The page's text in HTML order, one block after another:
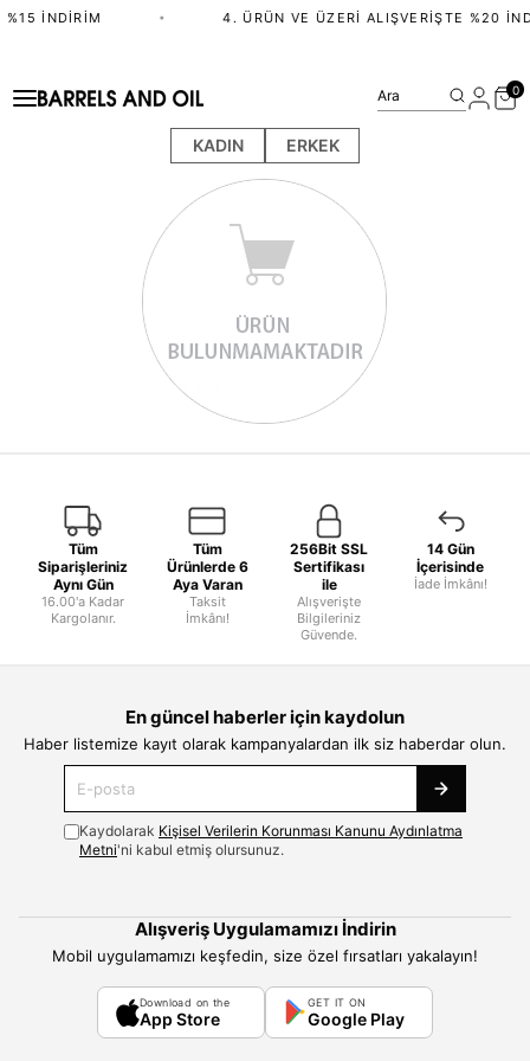
İNDIRIM • 4. ÜRÜN VE ÜZERI ALIŞVERIŞTE %20
KADIN ERKEK
Ara 0
Tüm
Siparişleriniz
Aynı Gün
16.00'a Kadar
Kargolanır.
Tüm
Ürünlerde 6
Aya Varan
Taksit
İmkânı!
256Bit SSL
Sertifikası
ile
Alışverişte
Bilgileriniz
Güvende.
14 Gün
İçerisinde
İade İmkânı!
En güncel haberler için kaydolun
Haber listemize kayıt olarak kampanyalardan ilk siz haberdar olun.
Kaydolarak Kişisel Verilerin Korunması Kanunu Aydınlatma
Metni'ni kabul etmiş olursunuz.
Alışveriş Uygulamamızı İndirin
Mobil uygulamamızı keşfedin, size özel fırsatları yakalayın!
Download on the
App Store
GET IT ON
Google Play